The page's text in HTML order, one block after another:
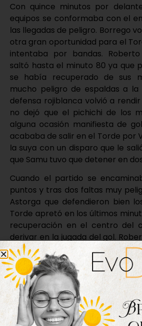
Con quince minutos por
equipos se conformaba con el
las llegadas de peligro. Borrego
otra gran oportunidad para el
intentaba por bandas.
saltó hasta el minuto 80 ya que
se había recuperado de sus
mucho peligro de espaldas a
defensa rojiblanca volvió a
no dejó que el pichichi de los
alguna ocasión manifiesta de
acababa de salir en el Torde por
la suya con un disparo que le
que Samu tuvo que detener en
Cuando el partido se
puntos y tras dos faltas muy
Astorga que defendieron bien
Torde apretó en los últimos
recuperación en el centro del
derivar en la jugada del gol.
pase de cuchara por encima de
llegada de Bayón desde
mediocentro, que está
juventud esta temporada,
toda tranquilidad del mundo
mano a mano para llevar el
rojiblanca en el minuto 88.